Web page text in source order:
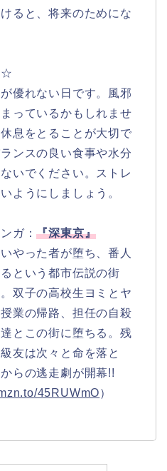
ると、将来のためにな
優れない日です。風邪
っているかもしれませ
息をとることが大切で
ンスの良い食事や水分
いでください。ストレ
ようにしましょう。
ガ：『深東京』
やった者が堕ち、番人
という都市伝説の街
。双子の高校生ヨミとヤ
業の帰路、担任の自殺
とこの街に堕ちる。残
友は次々と命を落と
らの逃走劇が開幕!!
45RUWmO）